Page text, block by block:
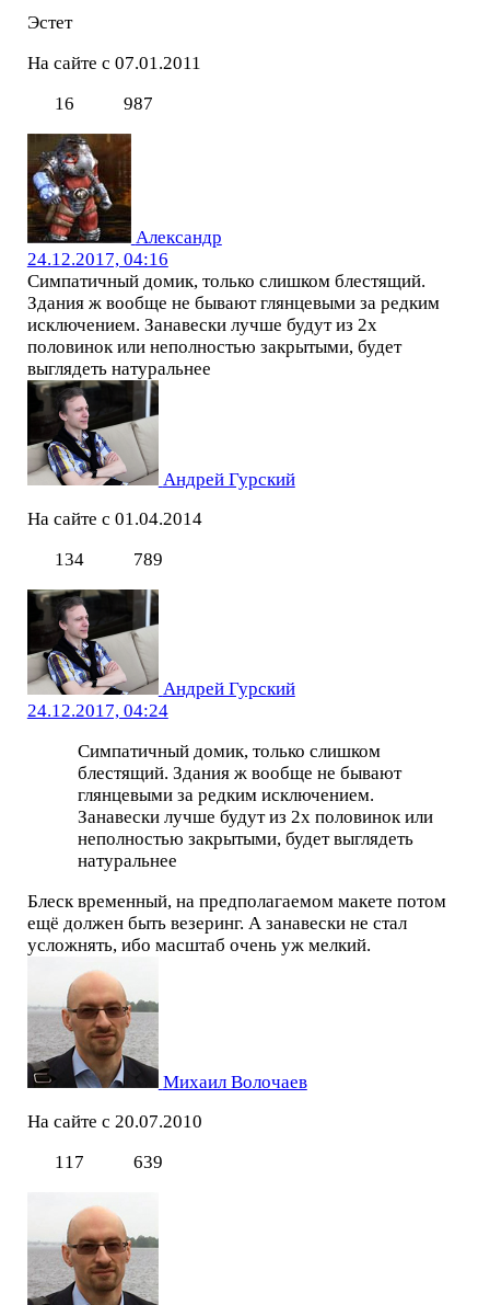
Эстет
На сайте с 07.01.2011
16
987
Александр
24.12.2017, 04:16
Симпатичный домик, только слишком блестящий.
Здания ж вообще не бывают глянцевыми за редким
исключением. Занавески лучше будут из 2х
половинок или неполностью закрытыми, будет
выглядеть натуральнее
Андрей Гурский
На сайте с 01.04.2014
134
789
Андрей Гурский
24.12.2017, 04:24
Симпатичный домик, только слишком
блестящий. Здания ж вообще не бывают
глянцевыми за редким исключением.
Занавески лучше будут из 2х половинок или
неполностью закрытыми, будет выглядеть
натуральнее
Блеск временный, на предполагаемом макете потом
ещё должен быть везеринг. А занавески не стал
усложнять, ибо масштаб очень уж мелкий.
Михаил Волочаев
На сайте с 20.07.2010
117
639